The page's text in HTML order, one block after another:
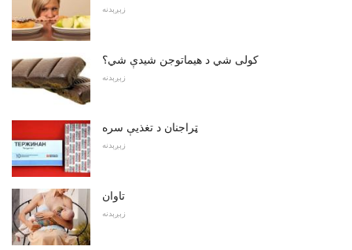
زېږېدنه
کولی شي د هیماتوجن شیدې شي؟
زېږېدنه
ټراجنان د تغذیې سره
زېږېدنه
تاوان
زېږېدنه